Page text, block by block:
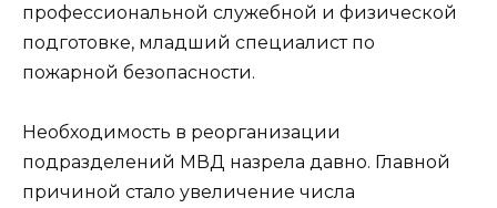
профессиональной служебной и физической
подготовке, младший специалист по
пожарной безопасности.
Необходимость в реорганизации
подразделений МВД назрела давно. Главной
причиной стало увеличение числа